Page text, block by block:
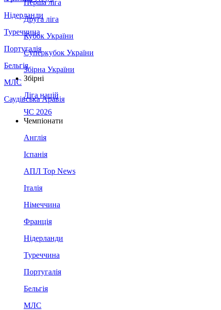
Нідерланди
Туреччина
Португалія
Бельгія
МЛС
Саудівська Аравія
Перша ліга
Друга ліга
Кубок України
Суперкубок України
Збірна України
Збірні
Ліга націй
ЧС 2026
Чемпіонати
Англія
Іспанія
АПЛ Top News
Італія
Німеччина
Франція
Нідерланди
Туреччина
Португалія
Бельгія
МЛС